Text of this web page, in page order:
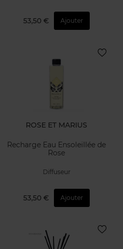
53,50 € Ajouter
ROSE ET MARIUS
Recharge Eau Ensoleillée de
Rose
Diffuseur
53,50 € Ajouter